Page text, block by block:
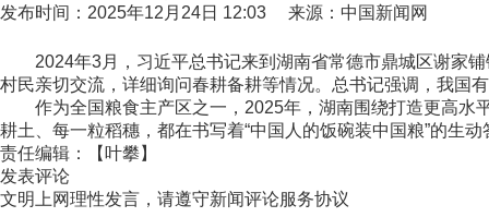
发布时间：2025年12月24日 12:03 来源：中国新闻网
2024年3月，习近平总书记来到湖南省常德市鼎城区谢家铺
村民亲切交流，详细询问春耕备耕等情况。总书记强调，我国
作为全国粮食主产区之一，2025年，湖南围绕打造更高水平
耕土、每一粒稻穗，都在书写着“中国人的饭碗装中国粮”的生
责任编辑：【叶攀】
发表评论
文明上网理性发言，请遵守新闻评论服务协议